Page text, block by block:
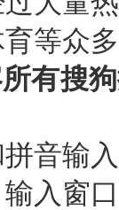
等众
搜狗
输入
入窗